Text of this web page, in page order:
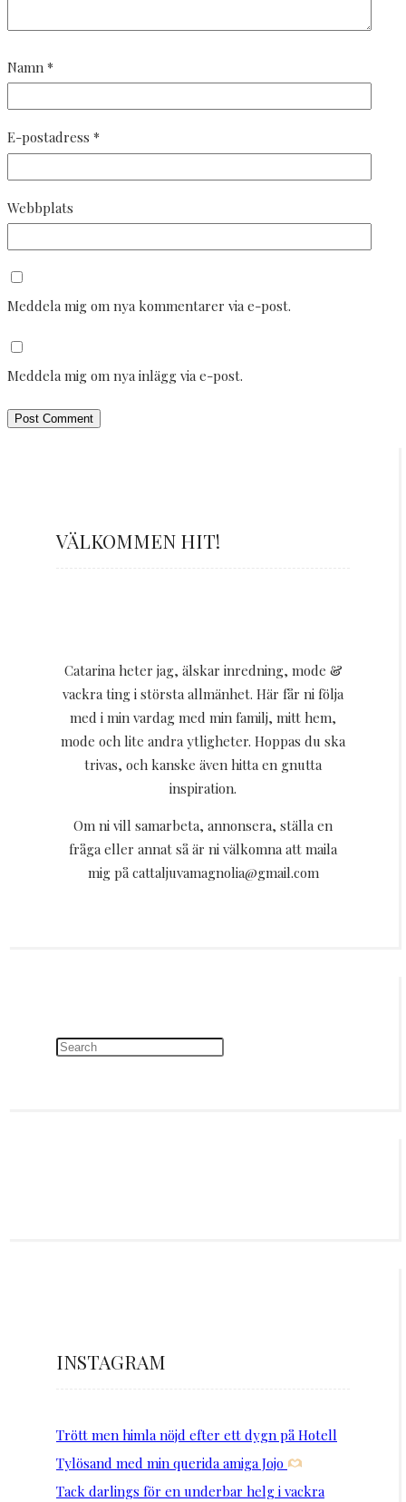
Namn *
E-postadress *
Webbplats
Meddela mig om nya kommentarer via e-post.
Meddela mig om nya inlägg via e-post.
VÄLKOMMEN HIT!
Catarina heter jag, älskar inredning, mode &
vackra ting i största allmänhet. Här får ni följa
med i min vardag med min familj, mitt hem,
mode och lite andra ytligheter. Hoppas du ska
trivas, och kanske även hitta en gnutta
inspiration.
Om ni vill samarbeta, annonsera, ställa en
fråga eller annat så är ni välkomna att maila
mig på cattaljuvamagnolia@gmail.com
INSTAGRAM
Trött men himla nöjd efter ett dygn på Hotell
Tylösand med min querida amiga Jojo
Tack darlings för en underbar helg i vackra